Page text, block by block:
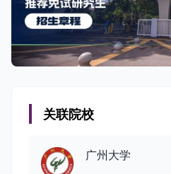
关联院校
广州大学